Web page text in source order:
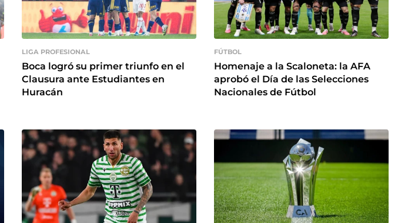
LIGA PROFESIONAL
Boca logró su primer triunfo en el
Clausura ante Estudiantes en
Huracán
FÚTBOL
Homenaje a la Scaloneta: la AFA
aprobó el Día de las Selecciones
Nacionales de Fútbol